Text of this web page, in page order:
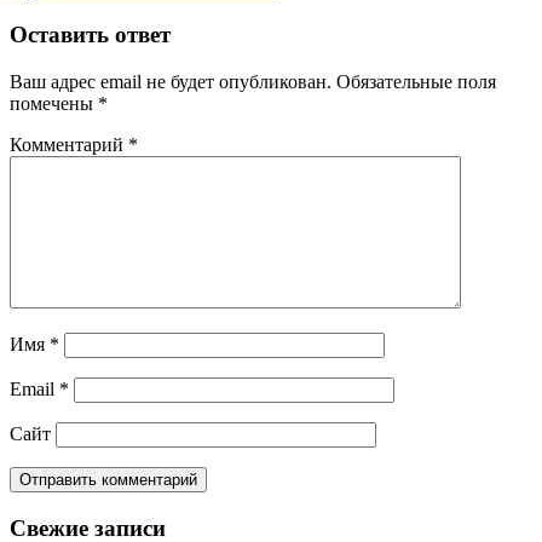
Оставить ответ
Ваш адрес email не будет опубликован. Обязательные поля
помечены *
Комментарий *
Имя *
Email *
Сайт
Свежие записи